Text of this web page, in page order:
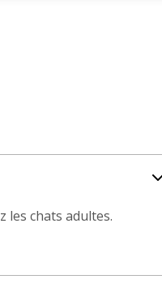
les chats adultes.